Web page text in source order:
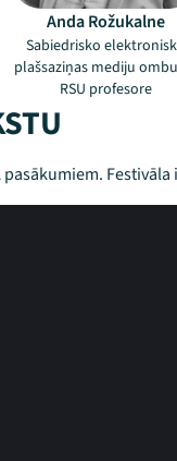
Anda Rožukalne
Sabiedrisko
plašsaziņas mediju
RSU profesore
pasākumiem.